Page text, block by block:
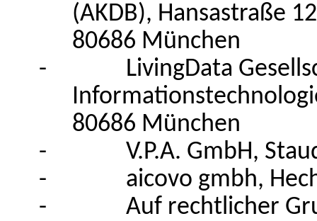
(AKDB), Hansastraße
80686 München
- LivingData
80686 München
- V.P.A. GmbH,
- aicovo gmbh,
- Auf rechtlicher